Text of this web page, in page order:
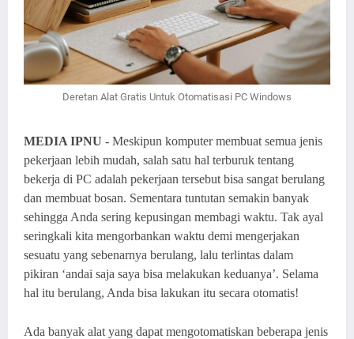
Deretan Alat Gratis Untuk Otomatisasi PC Windows
MEDIA IPNU - Meskipun komputer membuat semua jenis
pekerjaan lebih mudah, salah satu hal terburuk tentang
bekerja di PC adalah pekerjaan tersebut bisa sangat berulang
dan membuat bosan. Sementara tuntutan semakin banyak
sehingga Anda sering kepusingan membagi waktu. Tak ayal
seringkali kita mengorbankan waktu demi mengerjakan
sesuatu yang sebenarnya berulang, lalu terlintas dalam
pikiran ‘andai saja saya bisa melakukan keduanya’. Selama
hal itu berulang, Anda bisa lakukan itu secara otomatis!
Ada banyak alat yang dapat mengotomatiskan beberapa jenis